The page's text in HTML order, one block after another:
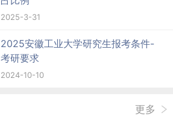
2025-3-31
2025安徽工业大学研究生报考条件-
考研要求
2024-10-10
更多